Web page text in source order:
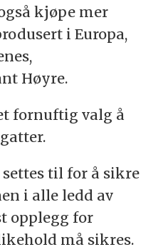
kjøpe mer
i Europa,
Høyre.
fornuftig valg å
til for å sikre
i alle ledd av
opplegg for
må sikres.